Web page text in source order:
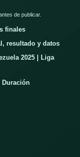
de publicar.
finales
resultado y datos
2025 | Liga
Duración